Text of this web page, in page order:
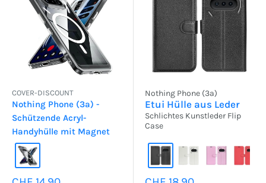
COVER-DISCOUNT
Nothing Phone (3a) -
Schützende Acryl-
Handyhülle mit Magnet
Nothing Phone (3a)
Etui Hülle aus Leder
Schlichtes Kunstleder Flip
Case